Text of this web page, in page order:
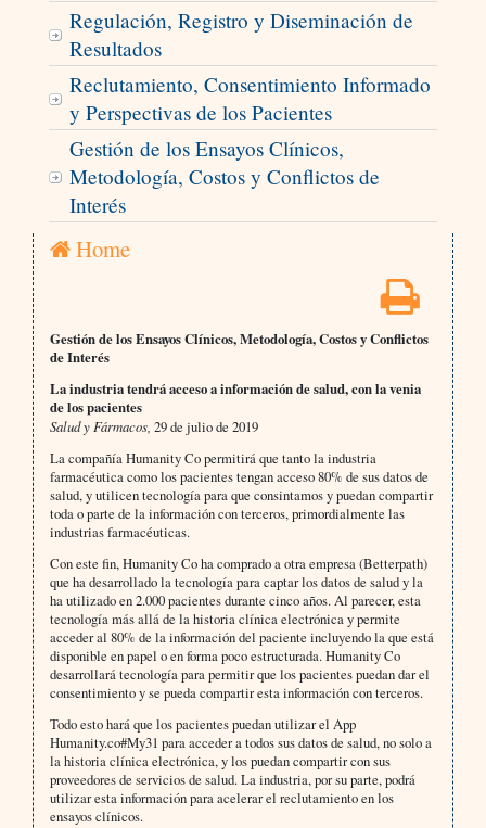
Regulación, Registro y Diseminación de
Resultados
Reclutamiento, Consentimiento Informado
y Perspectivas de los Pacientes
Gestión de los Ensayos Clínicos,
Metodología, Costos y Conflictos de
Interés
Home
Gestión de los Ensayos Clínicos, Metodología, Costos y Conflictos
de Interés
La industria tendrá acceso a información de salud, con la venia
de los pacientes
Salud y Fármacos, 29 de julio de 2019
La compañía Humanity Co permitirá que tanto la industria
farmacéutica como los pacientes tengan acceso 80% de sus datos de
salud, y utilicen tecnología para que consintamos y puedan compartir
toda o parte de la información con terceros, primordialmente las
industrias farmacéuticas.
Con este fin, Humanity Co ha comprado a otra empresa (Betterpath)
que ha desarrollado la tecnología para captar los datos de salud y la
ha utilizado en 2.000 pacientes durante cinco años. Al parecer, esta
tecnología más allá de la historia clínica electrónica y permite
acceder al 80% de la información del paciente incluyendo la que está
disponible en papel o en forma poco estructurada. Humanity Co
desarrollará tecnología para permitir que los pacientes puedan dar el
consentimiento y se pueda compartir esta información con terceros.
Todo esto hará que los pacientes puedan utilizar el App
Humanity.co#My31 para acceder a todos sus datos de salud, no solo a
la historia clínica electrónica, y los puedan compartir con sus
proveedores de servicios de salud. La industria, por su parte, podrá
utilizar esta información para acelerar el reclutamiento en los
ensayos clínicos.